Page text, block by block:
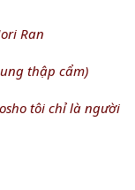
Ran
thập cẩm)
tôi chỉ là người